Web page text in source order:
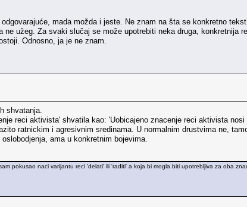
mada možda i jeste. Ne znam na šta se konkretno
užeg. Za svaki slučaj se može upotrebiti neka druga, konkretnija
Odnosno, ja je ne znam.
shvatanja.
reci aktivista' shvatila kao: 'Uobicajeno znacenje reci aktivista
ratnickim i agresivnim sredinama. U normalnim drustvima ne,
ama u konkretnim bojevima.
sam pokusao naci varijantu reci 'delati' ili 'raditi' a koja bi mogla biti upotrebljiva za oba